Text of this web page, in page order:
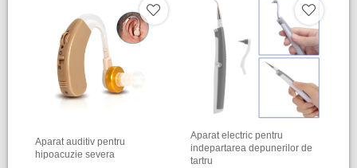
Aparat auditiv pentru
hipoacuzie severa
Aparat electric pentru
indepartarea depunerilor de
tartru